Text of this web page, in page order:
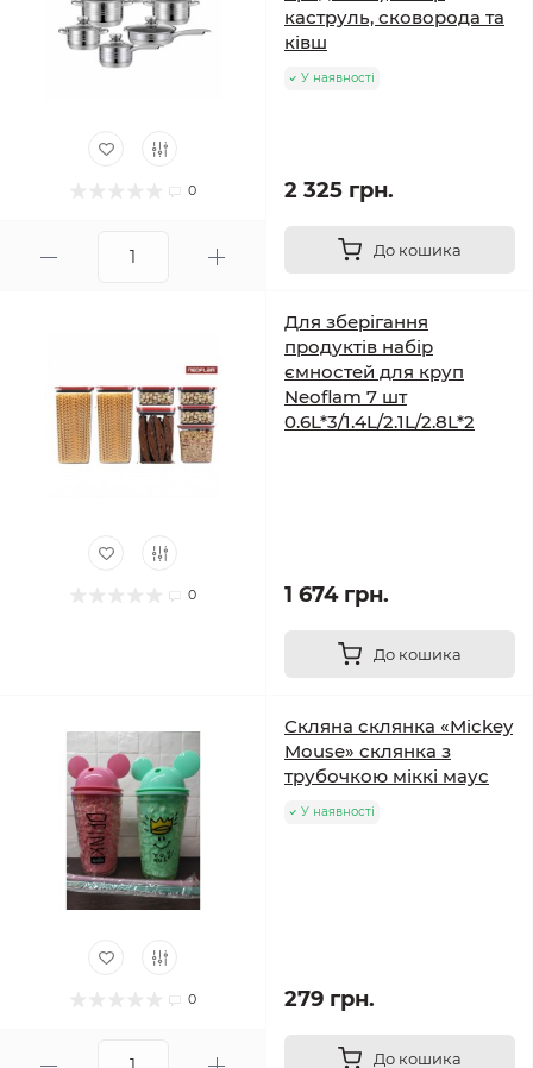
0
каструль, сковорода та
ківш
У наявності
2 325 грн.
До кошика
0
Для зберігання
продуктів набір
ємностей для круп
Neoflam 7 шт
0.6L*3/1.4L/2.1L/2.8L*2
1 674 грн.
До кошика
0
Скляна склянка «Mickey
Mouse» склянка з
трубочкою міккі маус
У наявності
279 грн.
До кошика